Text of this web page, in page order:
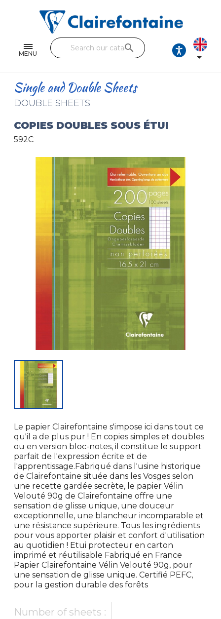
MENU
Single and double sheets
Fine arts
Handicraft
Pencil cases & Leather goods
FIND OUR COLLECTIONS
search

Single and Double Sheets
DOUBLE SHEETS
COPIES DOUBLES SOUS ÉTUI
592C
Le papier Clairefontaine s'impose ici dans tout ce
qu'il a de plus pur ! En copies simples et doubles
ou en version bloc-notes, il constitue le support
parfait de l'expression écrite et de
l'apprentissage.Fabriqué dans l'usine historique
de Clairefontaine située dans les Vosges selon
une recette gardée secrète, le papier Vélin
Velouté 90g de Clairefontaine offre une
sensation de glisse unique, une douceur
exceptionnelle, une blancheur incomparable et
une résistance supérieure. Tous les ingrédients
pour vous apporter plaisir et confort d'utilisation
au quotidien ! Etui protecteur en carton
imprimé et réutilisable Fabriqué en France
Papier Clairefontaine Vélin Velouté 90g, pour
une sensation de glisse unique. Certifié PEFC,
pour la gestion durable des forêts
Number of sheets :